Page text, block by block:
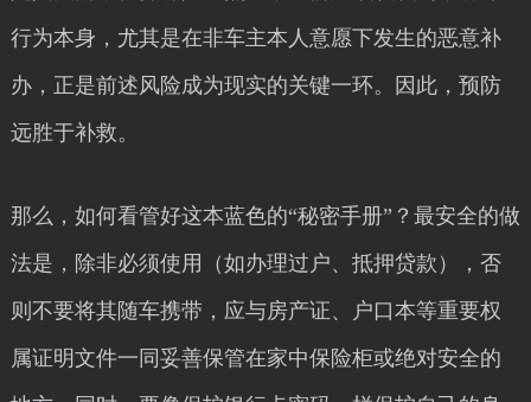
行为本身，尤其是在非车主本人意愿下发生的恶意补
办，正是前述风险成为现实的关键一环。因此，预防
远胜于补救。
那么，如何看管好这本蓝色的“秘密手册”？最安全的做
法是，除非必须使用（如办理过户、抵押贷款），否
则不要将其随车携带，应与房产证、户口本等重要权
属证明文件一同妥善保管在家中保险柜或绝对安全的